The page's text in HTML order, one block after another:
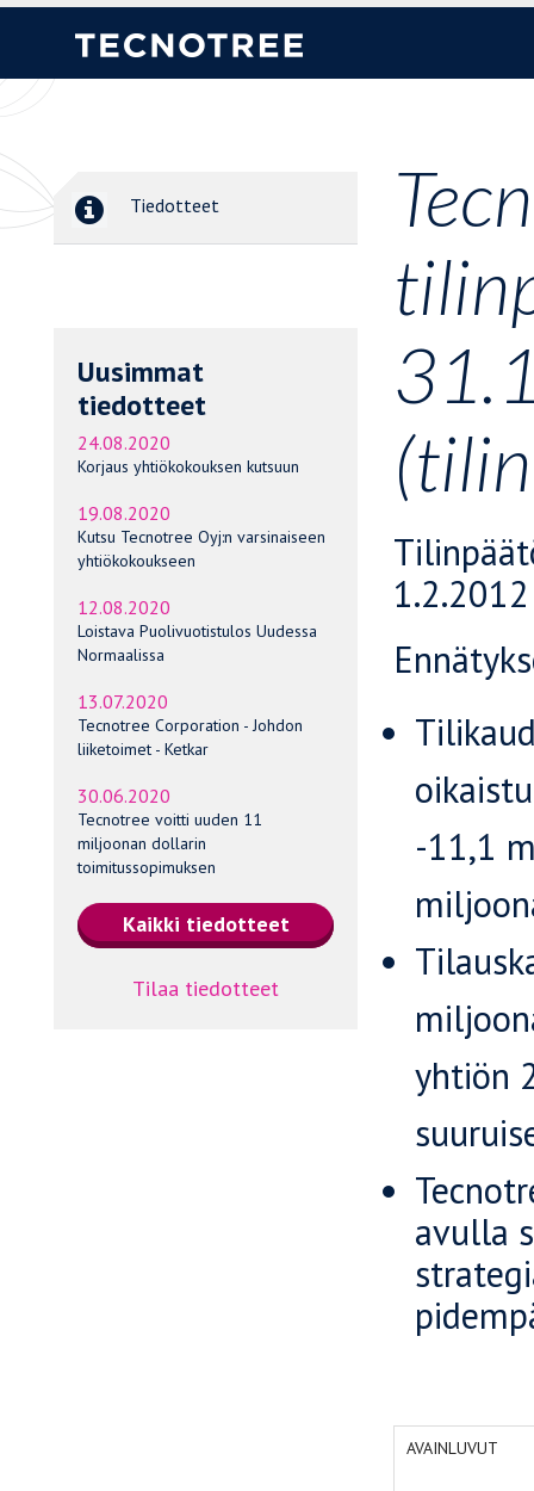
Tiedotteet
Uusimmat
tiedotteet
24.08.2020
Korjaus yhtiökokouksen kutsuun
19.08.2020
Kutsu Tecnotree Oyj:n varsinaiseen
yhtiökokoukseen
12.08.2020
Loistava Puolivuotistulos Uudessa
Normaalissa
13.07.2020
Tecnotree Corporation - Johdon
liiketoimet - Ketkar
30.06.2020
Tecnotree voitti uuden 11
miljoonan dollarin
toimitussopimuksen
Tilaa tiedotteet
-11,1
yhtiön
avulla
AVAINLUVUT